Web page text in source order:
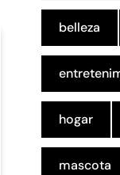
belleza
hogar
mascota